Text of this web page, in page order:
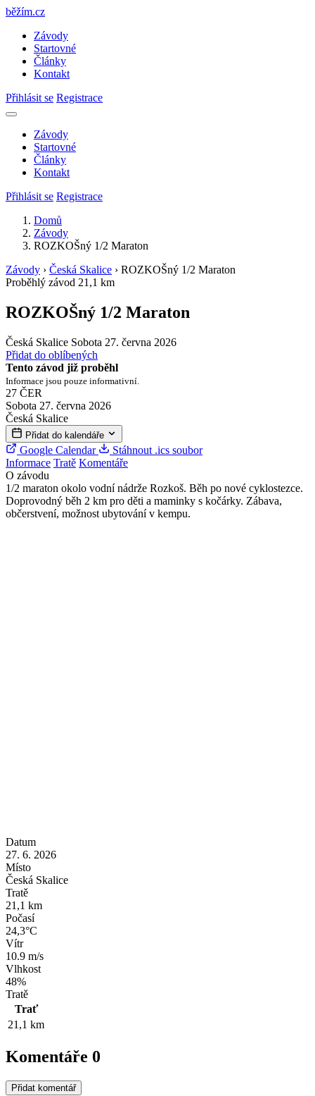
běžím.cz
Závody
Startovné
Články
Kontakt
Přihlásit se Registrace
Závody
Startovné
Články
Kontakt
Přihlásit se Registrace
Domů
Závody
ROZKOŠný 1/2 Maraton
Závody › Česká Skalice › ROZKOŠný 1/2 Maraton
Proběhlý závod 21,1 km
ROZKOŠný 1/2 Maraton
Česká Skalice Sobota 27. června 2026
Přidat do oblíbených
Tento závod již proběhl
Informace jsou pouze informativní.
27 ČER
Sobota 27. června 2026
Česká Skalice
Přidat do kalendáře
Google Calendar
Stáhnout .ics soubor
Informace Tratě Komentáře
O závodu
1/2 maraton okolo vodní nádrže Rozkoš. Běh po nové cyklostezce.
Doprovodný běh 2 km pro děti a maminky s kočárky. Zábava,
občerstvení, možnost ubytování v kempu.
Datum
27. 6. 2026
Místo
Česká Skalice
Tratě
21,1 km
Počasí
24,3°C
Vítr
10.9 m/s
Vlhkost
48%
Tratě
Trať
21,1 km
Komentáře 0
Přidat komentář